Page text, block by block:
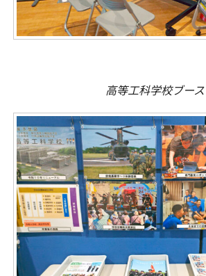
高等工科学校ブース